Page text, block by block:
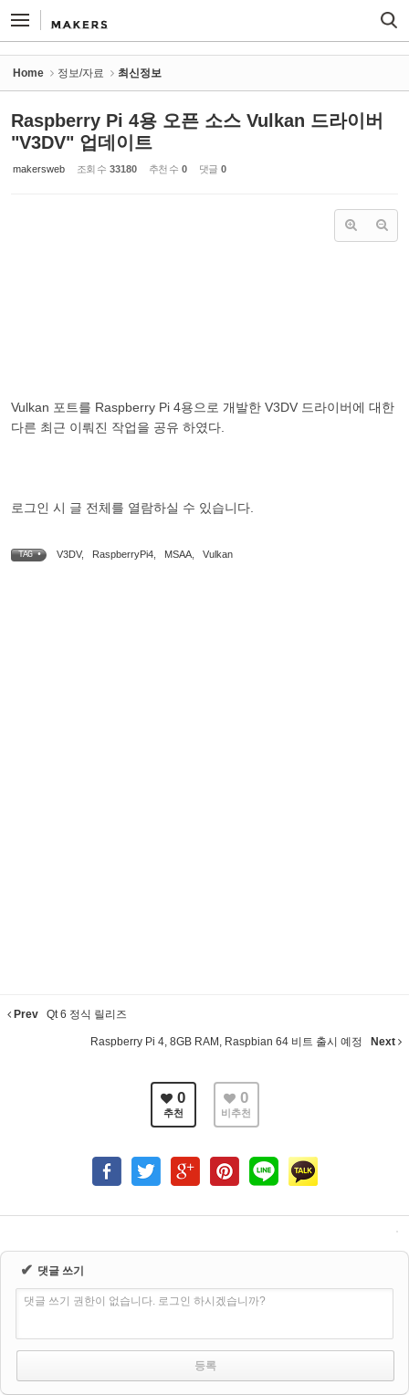
Home 정보/자료 최신정보
Raspberry Pi 4용 오픈 소스 Vulkan 드라이버
"V3DV" 업데이트
makersweb 조회 수 33180 추천 수 0 댓글 0
Vulkan 포트를 Raspberry Pi 4용으로 개발한 V3DV 드라이버에 대한
다른 최근 이뤄진 작업을 공유 하였다.
로그인 시 글 전체를 열람하실 수 있습니다.
TAG • V3DV, RaspberryPi4 MSAA Vulkan
Prev Qt 6 정식 릴리즈
Raspberry Pi 4, 8GB RAM, Raspbian 64 비트 출시 예정 Next
0
추천
0
비추천
✔ 댓글 쓰기
댓글 쓰기 권한이 없습니다. 로그인 하시겠습니까?